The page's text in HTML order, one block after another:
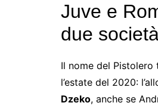
Juve e
due
Il nome del
l’estate del 2020:
Dzeko, anche se